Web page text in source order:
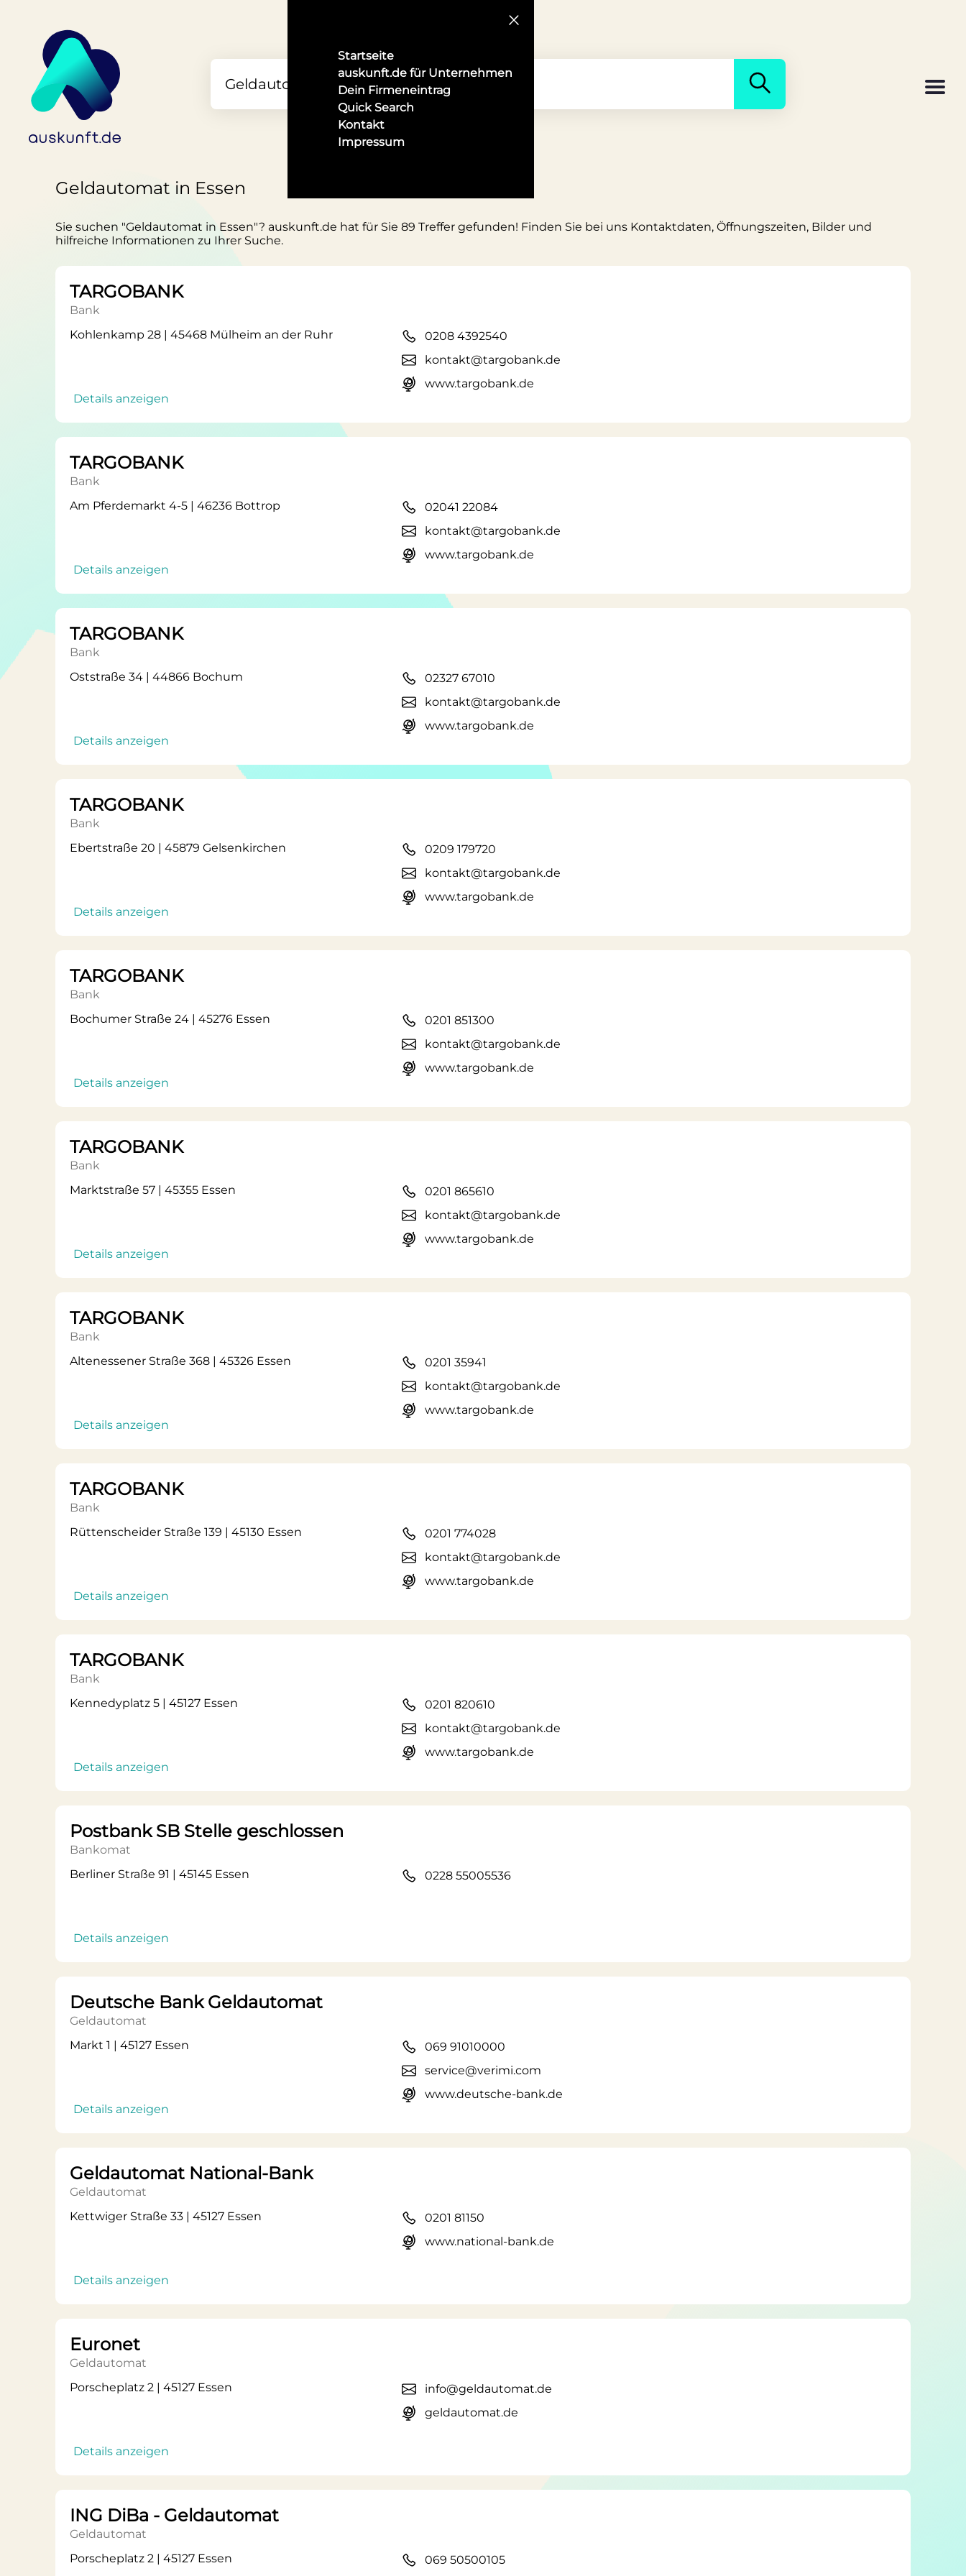
Startseite
auskunft.de für Unternehmen
Dein Firmeneintrag
Quick Search
Kontakt
Impressum
Geldautomat in Essen
Sie suchen "Geldautomat in Essen"? auskunft.de hat für Sie 89 Treffer gefunden! Finden Sie bei uns Kontaktdaten, Öffnungszeiten, Bilder und
hilfreiche Informationen zu Ihrer Suche.
TARGOBANK
Bank
Kohlenkamp 28 | 45468 Mülheim an der Ruhr
Details anzeigen
0208 4392540
kontakt@targobank.de
www.targobank.de
TARGOBANK
Bank
Am Pferdemarkt 4-5 | 46236 Bottrop
Details anzeigen
02041 22084
kontakt@targobank.de
www.targobank.de
TARGOBANK
Bank
Oststraße 34 | 44866 Bochum
Details anzeigen
02327 67010
kontakt@targobank.de
www.targobank.de
TARGOBANK
Bank
Ebertstraße 20 | 45879 Gelsenkirchen
Details anzeigen
0209 179720
kontakt@targobank.de
www.targobank.de
TARGOBANK
Bank
Bochumer Straße 24 | 45276 Essen
Details anzeigen
0201 851300
kontakt@targobank.de
www.targobank.de
TARGOBANK
Bank
Marktstraße 57 | 45355 Essen
Details anzeigen
0201 865610
kontakt@targobank.de
www.targobank.de
TARGOBANK
Bank
Altenessener Straße 368 | 45326 Essen
Details anzeigen
0201 35941
kontakt@targobank.de
www.targobank.de
TARGOBANK
Bank
Rüttenscheider Straße 139 | 45130 Essen
Details anzeigen
0201 774028
kontakt@targobank.de
www.targobank.de
TARGOBANK
Bank
Kennedyplatz 5 | 45127 Essen
Details anzeigen
0201 820610
kontakt@targobank.de
www.targobank.de
Postbank SB Stelle geschlossen
Bankomat
Berliner Straße 91 | 45145 Essen
Details anzeigen
0228 55005536
Deutsche Bank Geldautomat
Geldautomat
Markt 1 | 45127 Essen
Details anzeigen
069 91010000
service@verimi.com
www.deutsche-bank.de
Geldautomat National-Bank
Geldautomat
Kettwiger Straße 33 | 45127 Essen
Details anzeigen
0201 81150
www.national-bank.de
Euronet
Geldautomat
Porscheplatz 2 | 45127 Essen
Details anzeigen
info@geldautomat.de
geldautomat.de
ING DiBa - Geldautomat
Geldautomat
Porscheplatz 2 | 45127 Essen
069 50500105